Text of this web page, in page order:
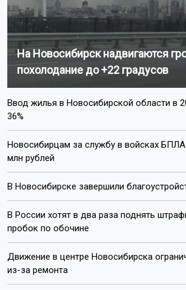
На Новосибирск надвигаются
похолодание до +22 градусов
Ввод жилья в Новосибирской области в
36%
Новосибирцам за службу в войсках
млн рублей
В Новосибирске завершили
В России хотят в два раза поднять
пробок по обочине
Движение в центре Новосибирска
из-за ремонта